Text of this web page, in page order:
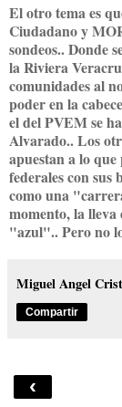
El otro tema es
Ciudadano y
sondeos.. Donde
la Riviera
comunidades al
poder en la
el del PVEM se
Alvarado.. Los
apuestan a lo
federales con sus
como una
momento, la
"azul".. Pero no
Miguel Angel
Compartir
‹